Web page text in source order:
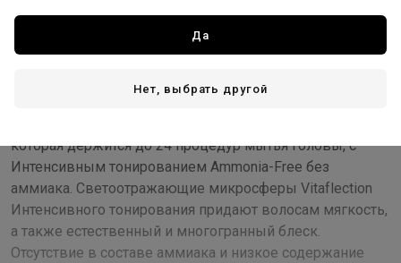
Описание
Интенсивное тонирование Ammonia-Free в новом
дизайне и эко-упаковке из 100% переработанных
которая держится до 24 процедур мытья головы, с
Интенсивным тонированием Ammonia-Free без
аммиака. Светоотражающие микросферы Vitaflection
Интенсивного тонирования придают волосам мягкость,
а также естественный и многогранный блеск.
Отсутствие в составе аммиака и низкое содержание
Да
Нет, выбрать другой